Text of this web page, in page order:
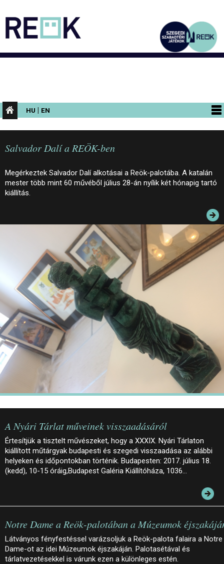
HU | EN
PROGRAMOK
KIÁLLÍTÁSOK
AZ ÉPÜLET
INFORMÁCIÓK
JEGYEK
ELÉRHETŐSÉG
PALOTASÉTÁK ÉS VEZETÉSEK
KÖZÉRDEKŰ ADATOK
Salvador Dalí a REÖK-ben
Megérkeztek Salvador Dalí alkotásai a Reök-palotába. A katalán
mester több mint 60 művéből július 28-án nyílik két hónapig tartó
kiállítás.
A Nyári Tárlat műveinek visszaadásáról
Értesítjük a tisztelt művészeket, hogy a XXXIX. Nyári Tárlaton
kiállított műtárgyak budapesti és szegedi visszaadása az alábbi
helyeken és időpontokban történik. Budapesten: 2017. július 18.
(kedd), 10-15 óráig,Budapest Galéria Kiállítóháza, 1036…
Notre Dame a Reök-palotában a Múzeumok
Látványos fényfestéssel varázsoljuk a Reök-palota falaira a Notre
Dame-ot az idei Múzeumok éjszakáján. Palotasétával és
tárlatvezetésekkel is várunk ezen a különleges estén.